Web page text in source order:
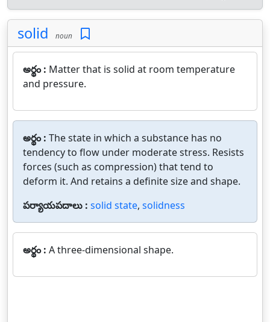
solid noun
అర్థం : Matter that is solid at room temperature
and pressure.
అర్థం : The state in which a substance has no
tendency to flow under moderate stress. Resists
forces (such as compression) that tend to
deform it. And retains a definite size and shape.
పర్యాయపదాలు : solid state, solidness
అర్థం : A three-dimensional shape.